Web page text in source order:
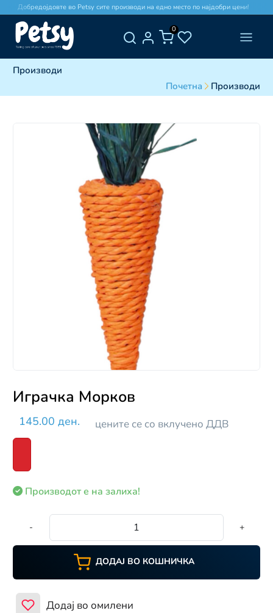
Добредојдовте во Petsy сите производи на едно место по најдобри цени!
0
Производи
Почетна
Производи
Играчка Морков
145.00 ден. цените се со вклучено ДДВ
Производот е на залиха!
- +
ДОДАЈ ВО КОШНИЧКА
Додај во омилени